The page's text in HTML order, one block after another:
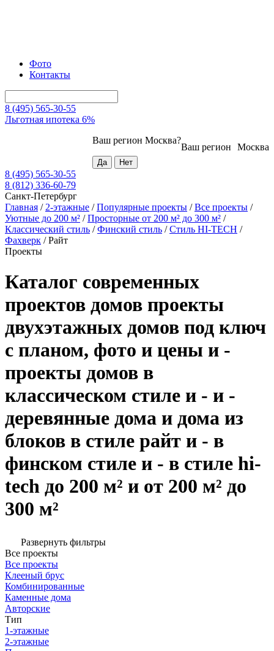
Фото
Контакты
8 (495) 565-30-55
Льготная ипотека 6%
Москва
Ваш регион
Ваш регион Москва?
8 (495) 565-30-55
8 (812) 336-60-79
Санкт-Петербург
Главная / 2-этажные /Популярные проекты /Все проекты /
Уютные до 200 м² /Просторные от 200 м² до 300 м² /
Классический стиль /Финский стиль /Стиль HI-TECH /
Фахверк /Райт
Проекты
Каталог современных
проектов домов проекты
двухэтажных домов под ключ
с планом, фото и цены и -
проекты домов в
классическом стиле и - и -
деревянные дома и дома из
блоков в стиле райт и - в
финском стиле и - в стиле hi-
tech до 200 м² и от 200 м² до
300 м²
Развернуть фильтры
Все проекты
Все проекты
Клееный брус
Комбинированные
Каменные дома
Авторские
Тип
1-этажные
2-этажные